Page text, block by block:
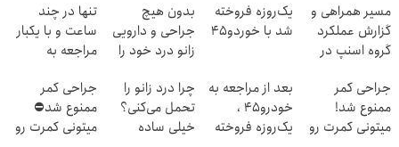
مسیر همراهی و
گزارش عملکرد
گروه اسنپ در
یک‌روزه فروخته
شد با خوردو45
بدون هیچ
جراحی و دارویی
زانو درد خود را
پرسش نامه ▶
تنها در چند
ساعت و با یکبار
مراجعه به
جراحی کمر
ممنوع شد!
میتونی کمرت رو
بعد از مراجعه به
خودرو45 ،
یک‌روزه فروخته
چرا درد زانو را
تحمل می‌کنی؟
خیلی ساده
جراحی کمر
ممنوع شد⛔
میتونی کمرت رو